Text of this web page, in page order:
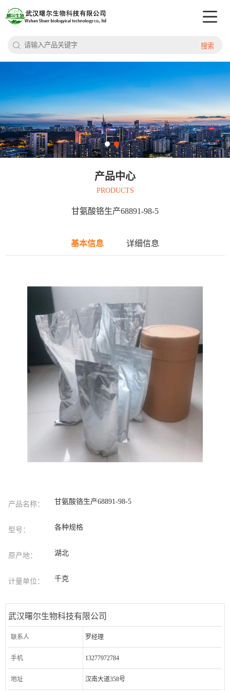
搜索
产品中心
PRODUCTS
甘氨酸铬生产68891-98-5
基本信息 详细信息
产品名称： 甘氨酸铬生产68891-98-5
型号： 各种规格
原产地： 湖北
计量单位： 千克
武汉曙尔生物科技有限公司
联系人 罗经理
手机 13277972784
地址 汉南大道358号